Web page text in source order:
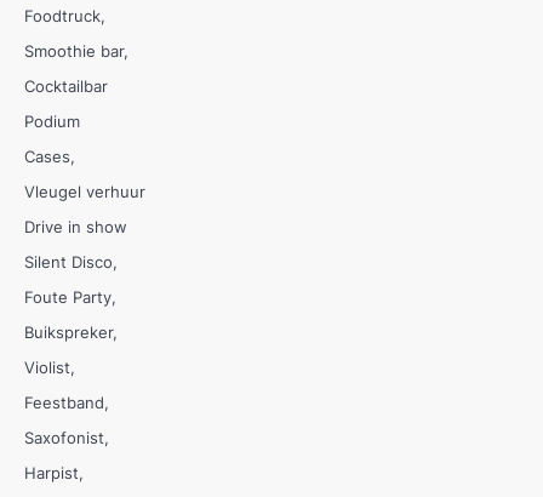
Foodtruck
Smoothie bar
Cocktailbar
Podium
Cases
Vleugel verhuur
Drive in show
Silent Disco
Foute Party
Buikspreker
Violist
Feestband
Saxofonist
Harpist